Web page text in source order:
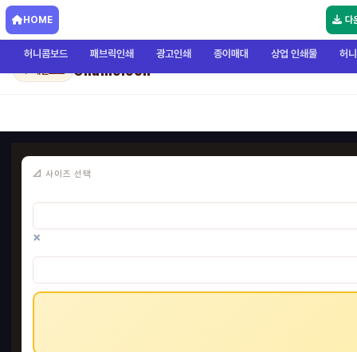
HOME 다
허니콤보드 패브릭인쇄 광고인쇄 종이매대 상업 인쇄물 허
← 메인으로 Chameleon
📐 사이즈 선택
×